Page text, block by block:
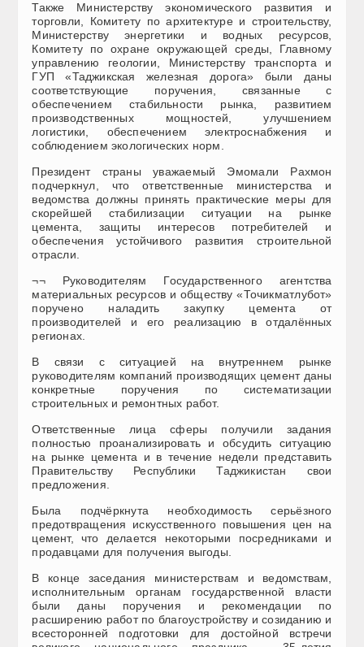
Также Министерству экономического развития и
торговли, Комитету по архитектуре и строительству,
Министерству энергетики и водных ресурсов,
Комитету по охране окружающей среды, Главному
управлению геологии, Министерству транспорта и
ГУП «Таджикская железная дорога» были даны
соответствующие поручения, связанные с
обеспечением стабильности рынка, развитием
производственных мощностей, улучшением
логистики, обеспечением электроснабжения и
соблюдением экологических норм.
Президент страны уважаемый Эмомали Рахмон
подчеркнул, что ответственные министерства и
ведомства должны принять практические меры для
скорейшей стабилизации ситуации на рынке
цемента, защиты интересов потребителей и
обеспечения устойчивого развития строительной
отрасли.
¬¬ Руководителям Государственного агентства
материальных ресурсов и обществу «Точикматлубот»
поручено наладить закупку цемента от
производителей и его реализацию в отдалённых
регионах.
В связи с ситуацией на внутреннем рынке
руководителям компаний производящих цемент даны
конкретные поручения по систематизации
строительных и ремонтных работ.
Ответственные лица сферы получили задания
полностью проанализировать и обсудить ситуацию
на рынке цемента и в течение недели представить
Правительству Республики Таджикистан свои
предложения.
Была подчёркнута необходимость серьёзного
предотвращения искусственного повышения цен на
цемент, что делается некоторыми посредниками и
продавцами для получения выгоды.
В конце заседания министерствам и ведомствам,
исполнительным органам государственной власти
были даны поручения и рекомендации по
расширению работ по благоустройству и созиданию и
всесторонней подготовки для достойной встречи